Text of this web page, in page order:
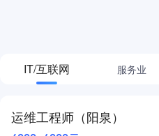
高级管理
房地产/建筑
IT/互联网 服务业
运维工程师（阳泉）